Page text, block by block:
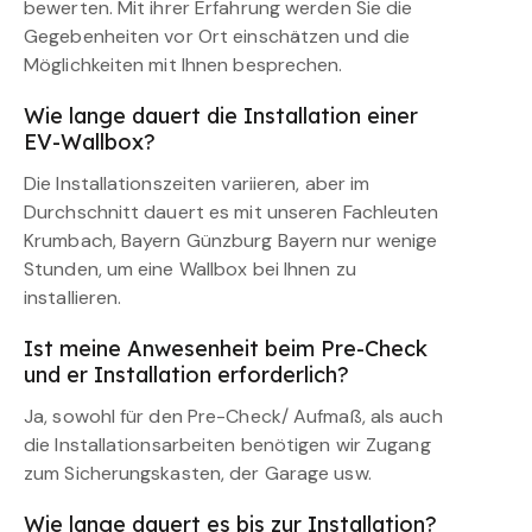
bewerten. Mit ihrer Erfahrung werden Sie die
Gegebenheiten vor Ort einschätzen und die
Möglichkeiten mit Ihnen besprechen.
Wie lange dauert die Installation einer
EV-Wallbox?
Die Installationszeiten variieren, aber im
Durchschnitt dauert es mit unseren Fachleuten
Krumbach, Bayern Günzburg Bayern nur wenige
Stunden, um eine Wallbox bei Ihnen zu
installieren.
Ist meine Anwesenheit beim Pre-Check
und er Installation erforderlich?
Ja, sowohl für den Pre-Check/ Aufmaß, als auch
die Installationsarbeiten benötigen wir Zugang
zum Sicherungskasten, der Garage usw.
Wie lange dauert es bis zur Installation?